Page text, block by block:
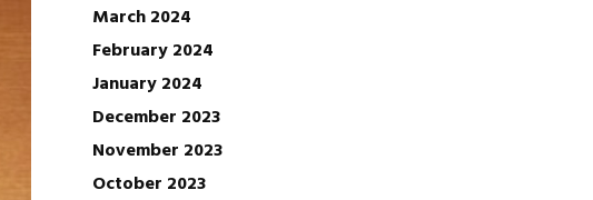
March 2024
February 2024
January 2024
December 2023
November 2023
October 2023